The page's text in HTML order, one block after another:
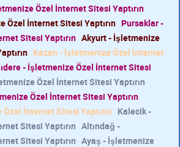
Özel İnternet Sitesi Yaptırın
Özel İnternet Sitesi Yaptırın Pursaklar -
Sitesi Yaptırın Akyurt - İşletmenize
Kazan - İşletmenize Özel İnternet
- İşletmenize Özel İnternet Sitesi
Özel İnternet Sitesi Yaptırın
Özel İnternet Sitesi Yaptırın
İnternet Sitesi Yaptırın Kalecik -
Sitesi Yaptırın Altındağ -
Sitesi Yaptırın Ayaş - İşletmenize